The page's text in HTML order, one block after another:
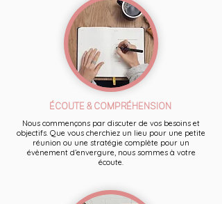
ÉCOUTE & COMPRÉHENSION
Nous commençons par discuter de vos besoins et
objectifs. Que vous cherchiez un lieu pour une petite
réunion ou une stratégie complète pour un
évènement d’envergure, nous sommes à votre
écoute.